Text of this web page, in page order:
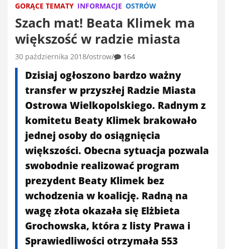
GORĄCE TEMATY INFORMACJE OSTRÓW
Szach mat! Beata Klimek ma
większość w radzie miasta
30 października 2018 ostrow 164
Dzisiaj ogłoszono bardzo ważny
transfer w przyszłej Radzie Miasta
Ostrowa Wielkopolskiego. Radnym z
komitetu Beaty Klimek brakowało
jednej osoby do osiągnięcia
większości. Obecna sytuacja pozwala
swobodnie realizować program
prezydent Beaty Klimek bez
wchodzenia w koalicję. Radną na
wagę złota okazała się Elżbieta
Grochowska, która z listy Prawa i
Sprawiedliwości otrzymała 553